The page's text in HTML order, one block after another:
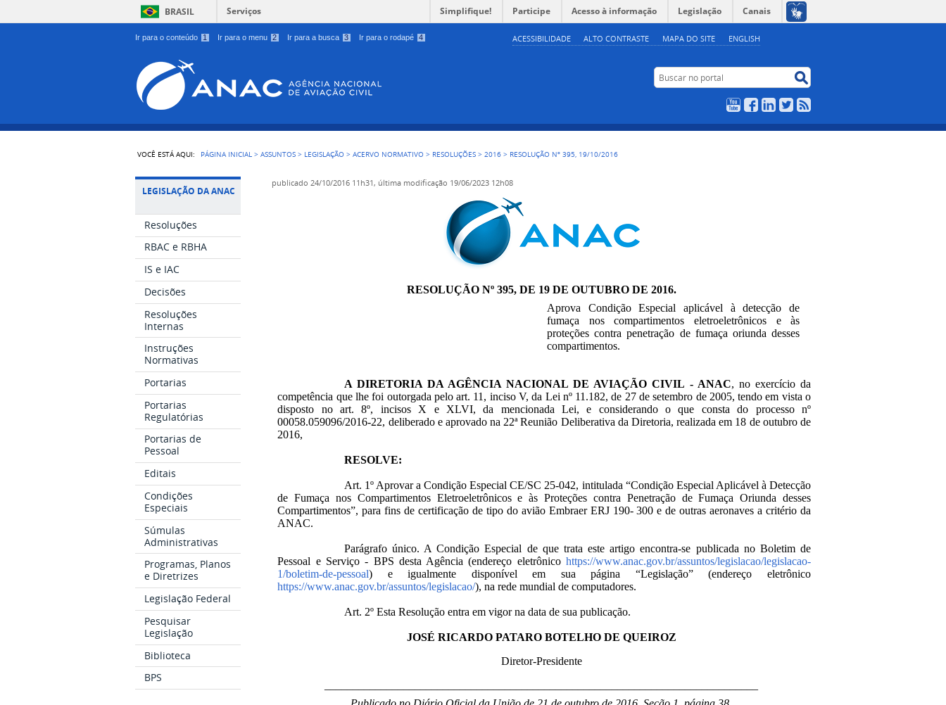
Ir para o conteúdo 1 Ir para o menu 2 Ir para a busca 3 Ir para o rodapé 4 ACESSIBILIDADE ALTO CONTRASTE MAPA DO SITE ENGLISH
BRASIL Serviços Simplifique! Participe Acesso à informação Legislação Canais
Buscar no portal
YouTubeFacebookLinkedIn
Twitter
VOCÊ ESTÁ AQUI: PÁGINA INICIAL >ASSUNTOS > LEGISLAÇÃO >ACERVO NORMATIVO > RESOLUÇÕES >2016 > RESOLUÇÃO Nº 395, 19/10/2016
LEGISLAÇÃO DA ANAC
Resoluções
RBAC e RBHA
IS e IAC
Decisões
Resoluções
Internas
Instruções
Normativas
Portarias
Portarias
Regulatórias
Portarias de
Pessoal
Editais
Condições
Especiais
Súmulas
Administrativas
Programas, Planos
e Diretrizes
Legislação Federal
Pesquisar
Legislação
Biblioteca
BPS
publicado 24/10/2016 11h31, última modificação 19/06/2023 12h08
RESOLUÇÃO Nº 395, DE 19 DE OUTUBRO DE 2016.
Aprova Condição Especial aplicável à detecção de
fumaça nos compartimentos eletroeletrônicos e às
proteções contra penetração de fumaça oriunda desses
compartimentos.
A DIRETORIA DA AGÊNCIA NACIONAL DE AVIAÇÃO CIVIL - ANAC, no exercício da
competência que lhe foi outorgada pelo art. 11, inciso V, da Lei nº 11.182, de 27 de setembro de 2005, tendo em vista o
disposto no art. 8º, incisos X e XLVI, da mencionada Lei, e considerando o que consta do processo nº
00058.059096/2016-22, deliberado e aprovado na 22ª Reunião Deliberativa da Diretoria, realizada em 18 de outubro de
2016,
RESOLVE:
Art. 1º Aprovar a Condição Especial CE/SC 25-042, intitulada “Condição Especial Aplicável à Detecção
de Fumaça nos Compartimentos Eletroeletrônicos e às Proteções contra Penetração de Fumaça Oriunda desses
Compartimentos”, para fins de certificação de tipo do avião Embraer ERJ 190- 300 e de outras aeronaves a critério da
ANAC.
Parágrafo único. A Condição Especial de que trata este artigo encontra-se publicada no Boletim de
Pessoal e Serviço - BPS desta Agência (endereço eletrônico https://www.anac.gov.br/assuntos/legislacao/legislacao-
1/boletim-de-pessoal) e igualmente disponível em sua página “Legislação” (endereço eletrônico
https://www.anac.gov.br/assuntos/legislacao/), na rede mundial de computadores.
Art. 2º Esta Resolução entra em vigor na data de sua publicação.
JOSÉ RICARDO PATARO BOTELHO DE QUEIROZ
Diretor-Presidente